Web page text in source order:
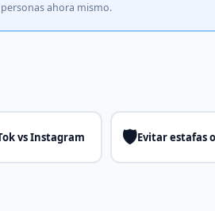
ahora mismo.
vs Instagram 🛡️Evitar estafas